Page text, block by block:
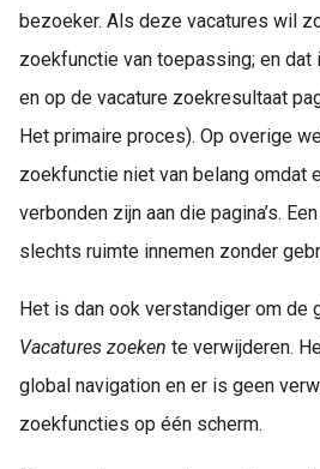
bezoeker. Als deze vacatures wil
zoekfunctie van toepassing; en
en op de vacature zoekresultaat
Het primaire proces). Op overige
zoekfunctie niet van belang omdat
verbonden zijn aan die pagina’s.
slechts ruimte innemen zonder
Het is dan ook verstandiger om de
Vacatures zoeken te verwijderen.
global navigation en er is geen
zoekfuncties op één scherm.